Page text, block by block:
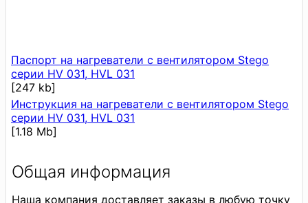
Паспорт на нагреватели с вентилятором Stego
серии HV 031, HVL 031
[247 kb]
Инструкция на нагреватели с вентилятором Stego
серии HV 031, HVL 031
[1.18 Mb]